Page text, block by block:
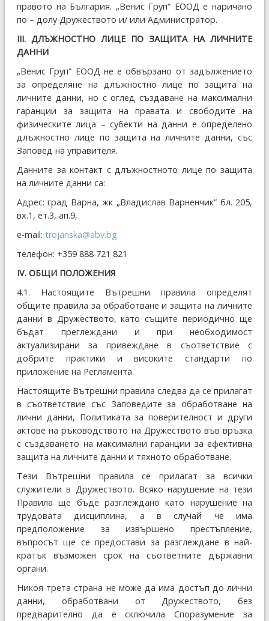
правото на България. „Венис Груп“ ЕООД е наричано
по – долу Дружеството и/ или Администратор.
ІІІ. ДЛЪЖНОСТНО ЛИЦЕ ПО ЗАЩИТА НА ЛИЧНИТЕ
ДАННИ
„Венис Груп“ ЕООД не е обвързано от задължението
за определяне на длъжностно лице по защита на
личните данни, но с оглед създаване на максимални
гаранции за защита на правата и свободите на
физическите лица – субекти на данни е определено
длъжностно лице по защита на личните данни, със
Заповед на управителя.
Данните за контакт с длъжностното лице по защита
на личните данни са:
Адрес: град Варна, жк „Владислав Варненчик“ бл. 205,
вх.1, ет.3, ап.9,
e-mail: trojanska@abv.bg
телефон: +359 888 721 821
ІV. ОБЩИ ПОЛОЖЕНИЯ
4.1. Настоящите Вътрешни правила определят
общите правила за обработване и защита на личните
данни в Дружеството, като същите периодично ще
бъдат преглеждани и при необходимост
актуализирани за привеждане в съответствие с
добрите практики и високите стандарти по
приложение на Регламента.
Настоящите Вътрешни правила следва да се прилагат
в съответствие със Заповедите за обработване на
лични данни, Политиката за поверителност и други
актове на ръководството на Дружеството във връзка
с създаването на максимални гаранции за ефективна
защита на личните данни и тяхното обработване.
Тези Вътрешни правила се прилагат за всички
служители в Дружеството. Всяко нарушение на тези
Правила ще бъде разглеждано като нарушение на
трудовата дисциплина, а в случай че има
предположение за извършено престъпление,
въпросът ще се предостави за разглеждане в най-
кратък възможен срок на съответните държавни
органи.
Никоя трета страна не може да има достъп до лични
данни, обработвани от Дружеството, без
предварително да е сключила Споразумение за